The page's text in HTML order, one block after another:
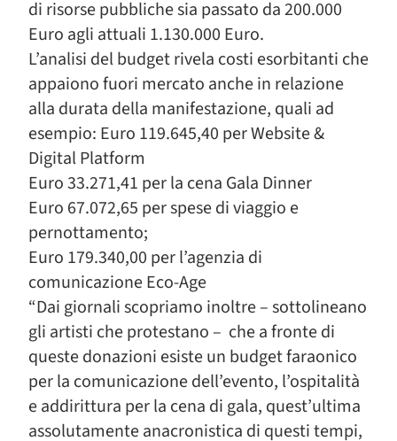
di risorse pubbliche sia passato da 200.000
Euro agli attuali 1.130.000 Euro.
L’analisi del budget rivela costi esorbitanti che
appaiono fuori mercato anche in relazione
alla durata della manifestazione, quali ad
esempio:​ Euro 119.645,40 per Website &
Digital Platform
Euro 33.271,41 per la cena Gala Dinner
Euro 67.072,65 per spese di viaggio e
pernottamento;
Euro 179.340,00 per l’agenzia di
comunicazione Eco-Age
“Dai giornali scopriamo inoltre – sottolineano
gli artisti che protestano – che a fronte di
queste donazioni esiste un budget faraonico
per la comunicazione dell’evento, l’ospitalità
e addirittura per la cena di gala, quest’ultima
assolutamente anacronistica di questi tempi,